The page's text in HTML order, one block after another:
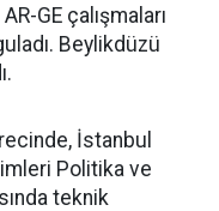
GE çalışmaları
Beylikdüzü
İstanbul
Politika ve
teknik